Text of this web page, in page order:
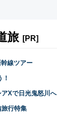
旅 [PR]
幹線ツアー
Xで日光鬼怒川へ
行特集